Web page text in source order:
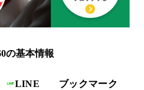
の基本情報
LINE
ブックマーク